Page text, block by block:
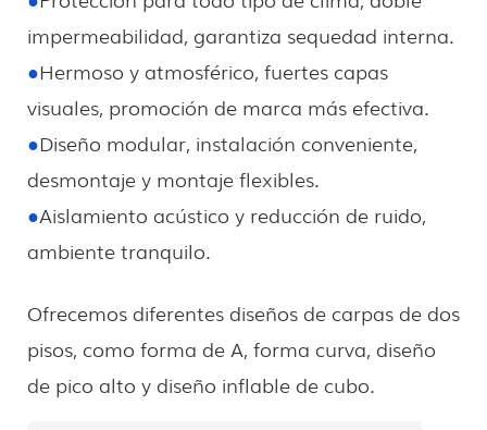
impermeabilidad, garantiza sequedad interna.
●Hermoso y atmosférico, fuertes capas
visuales, promoción de marca más efectiva.
●Diseño modular, instalación conveniente,
desmontaje y montaje flexibles.
●Aislamiento acústico y reducción de ruido,
ambiente tranquilo.
Ofrecemos diferentes diseños de carpas de dos
pisos, como forma de A, forma curva, diseño
de pico alto y diseño inflable de cubo.